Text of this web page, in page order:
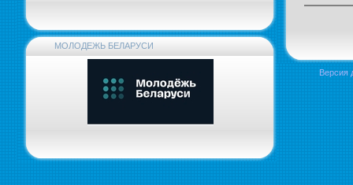
МОЛОДЕЖЬ БЕЛАРУСИ
Версия